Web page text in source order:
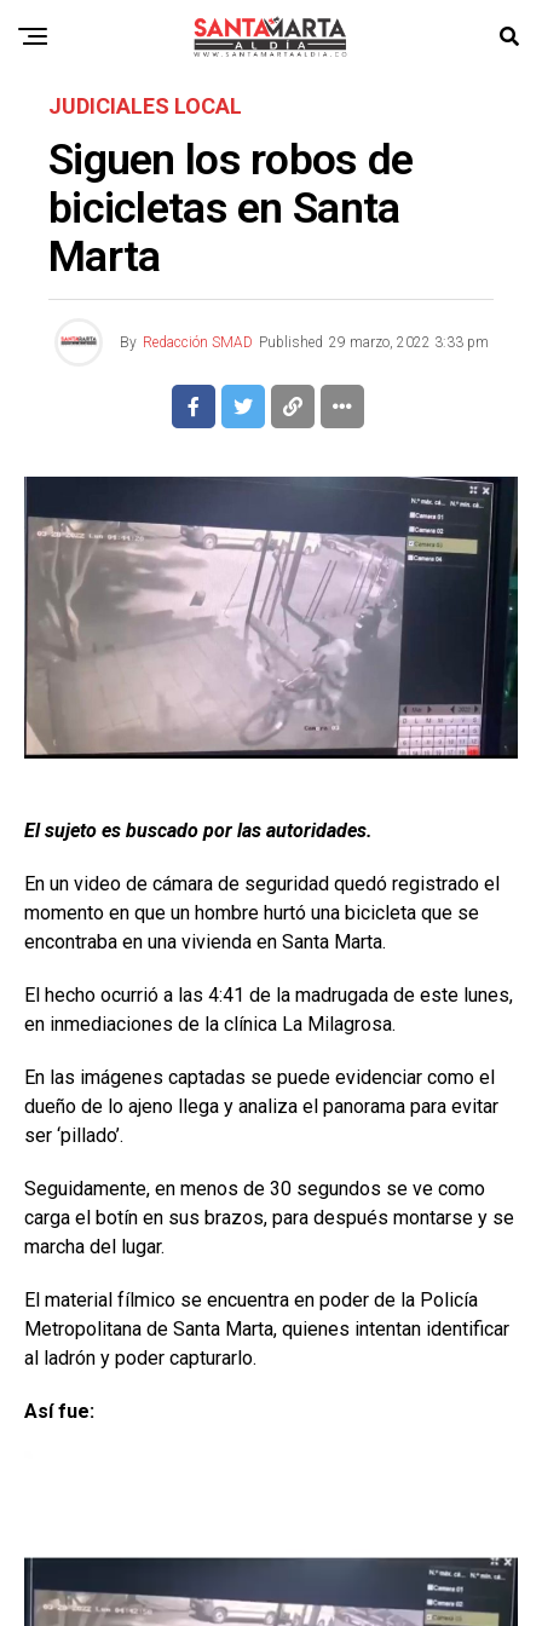
JUDICIALES LOCAL
Siguen los robos de
bicicletas en Santa
Marta
By Redacción SMAD Published 29 marzo, 2022 3:33 pm
El sujeto es buscado por las autoridades.
En un video de cámara de seguridad quedó registrado el
momento en que un hombre hurtó una bicicleta que se
encontraba en una vivienda en Santa Marta.
El hecho ocurrió a las 4:41 de la madrugada de este lunes,
en inmediaciones de la clínica La Milagrosa.
En las imágenes captadas se puede evidenciar como el
dueño de lo ajeno llega y analiza el panorama para evitar
ser ‘pillado’.
Seguidamente, en menos de 30 segundos se ve como
carga el botín en sus brazos, para después montarse y se
marcha del lugar.
El material fílmico se encuentra en poder de la Policía
Metropolitana de Santa Marta, quienes intentan identificar
al ladrón y poder capturarlo.
Así fue: